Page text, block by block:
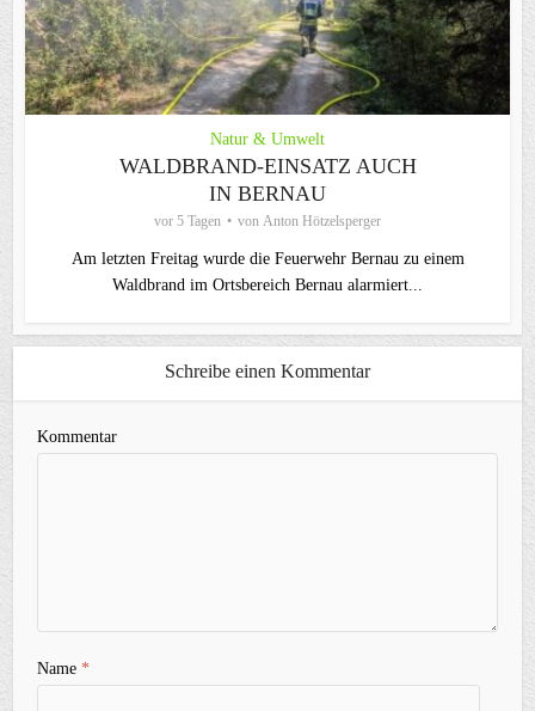
Natur & Umwelt
WALDBRAND-EINSATZ AUCH
IN BERNAU
vor 5 Tagen von Anton Hötzelsperger
Am letzten Freitag wurde die Feuerwehr Bernau zu einem
Waldbrand im Ortsbereich Bernau alarmiert...
Schreibe einen Kommentar
Kommentar
Name*